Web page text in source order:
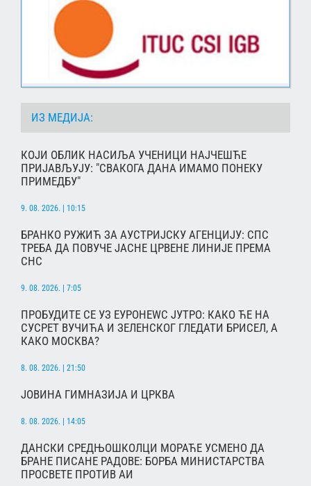
ИЗ МЕДИЈА:
КОЈИ ОБЛИК НАСИЉА УЧЕНИЦИ НАЈЧЕШЋЕ
ПРИЈАВЉУЈУ: "СВАКОГА ДАНА ИМАМО ПОНЕКУ
ПРИМЕДБУ"
9. 08. 2026. | 10:15
БРАНКО РУЖИЋ ЗА АУСТРИЈСКУ АГЕНЦИЈУ: СПС
ТРЕБА ДА ПОВУЧЕ ЈАСНЕ ЦРВЕНЕ ЛИНИЈЕ ПРЕМА
СНС
9. 08. 2026. | 7:05
ПРОБУДИТЕ СЕ УЗ ЕУРОНЕWС ЈУТРО: КАКО ЋЕ НА
СУСРЕТ ВУЧИЋА И ЗЕЛЕНСКОГ ГЛЕДАТИ БРИСЕЛ, А
КАКО МОСКВА?
8. 08. 2026. | 21:50
ЈОВИНА ГИМНАЗИЈА И ЦРКВА
8. 08. 2026. | 14:05
ДАНСКИ СРЕДЊОШКОЛЦИ МОРАЋЕ УСМЕНО ДА
БРАНЕ ПИСАНЕ РАДОВЕ: БОРБА МИНИСТАРСТВА
ПРОСВЕТЕ ПРОТИВ АИ